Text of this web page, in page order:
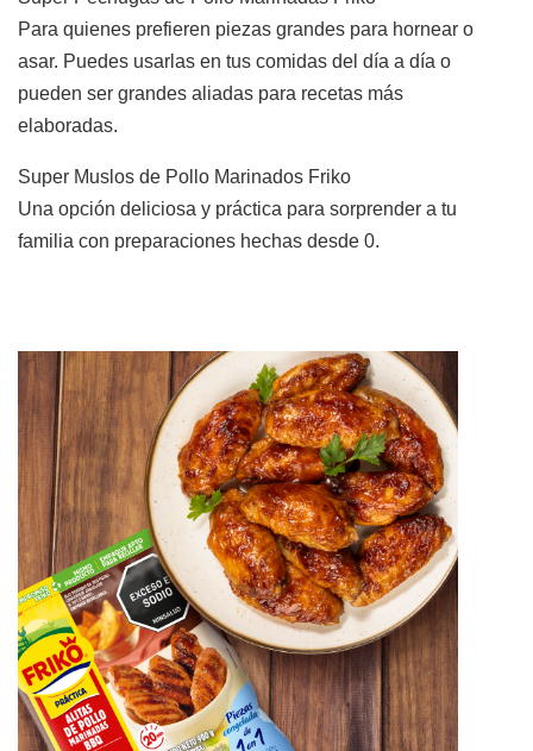
Para quienes prefieren piezas grandes para hornear o
asar. Puedes usarlas en tus comidas del día a día o
pueden ser grandes aliadas para recetas más
elaboradas.
Super Muslos de Pollo Marinados Friko
Una opción deliciosa y práctica para sorprender a tu
familia con preparaciones hechas desde 0.